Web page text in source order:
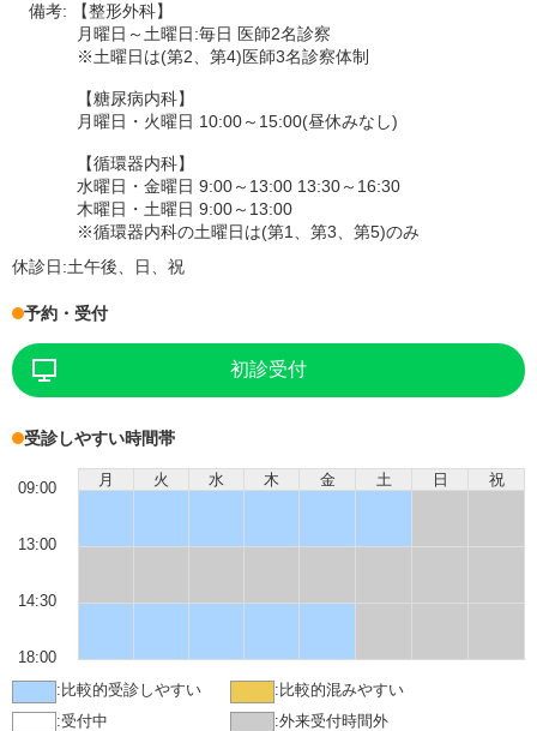
備考:
【整形外科】
月曜日～土曜日:毎日 医師2名診察
※土曜日は(第2、第4)医師3名診察体制
【糖尿病内科】
月曜日・火曜日 10:00～15:00(昼休みなし)
【循環器内科】
水曜日・金曜日 9:00～13:00 13:30～16:30
木曜日・土曜日 9:00～13:00
※循環器内科の土曜日は(第1、第3、第5)のみ
休診日:土午後、日、祝
予約・受付
初診受付
受診しやすい時間帯
月 火 水 木 金 土 日 祝
09:00
13:00
14:30
18:00
: 比較的受診しやすい : 比較的混みやすい
:受付中 :外来受付時間外